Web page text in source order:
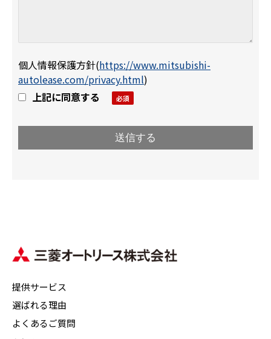
個人情報保護方針(https://www.mitsubishi-
autolease.com/privacy.html)
上記に同意する
提供サービス
選ばれる理由
よくあるご質問